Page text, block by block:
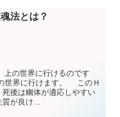
法とは？
の世界に行けるのです
世界に行けます。 このＨ
後は幽体が適応しやすい
が良け...